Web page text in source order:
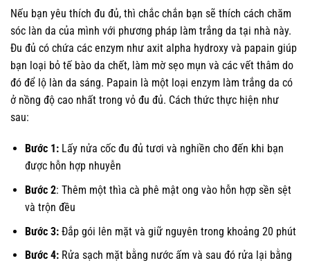
Nếu bạn yêu thích đu đủ, thì chắc chắn bạn sẽ thích cách chăm
sóc làn da của mình với phương pháp làm trắng da tại nhà này.
Đu đủ có chứa các enzym như axit alpha hydroxy và papain giúp
bạn loại bỏ tế bào da chết, làm mờ sẹo mụn và các vết thâm do
đó để lộ làn da sáng. Papain là một loại enzym làm trắng da có
ở nồng độ cao nhất trong vỏ đu đủ. Cách thức thực hiện như
sau:
Bước 1:Lấy nửa cốc đu đủ tươi và nghiền cho đến khi bạn
được hỗn hợp nhuyễn
Bước 2: Thêm một thìa cà phê mật ong vào hỗn hợp sền sệt
và trộn đều
Bước 3:Đắp gói lên mặt và giữ nguyên trong khoảng 20 phút
Bước 4:Rửa sạch mặt bằng nước ấm và sau đó rửa lại bằng